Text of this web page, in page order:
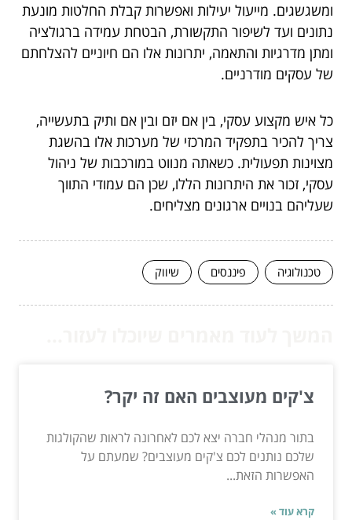
ומשגשגים. מייעול יעילות ואפשרות קבלת החלטות מונעת
נתונים ועד לשיפור התקשורת, הבטחת עמידה ברגולציה
ומתן מדרגיות והתאמה, יתרונות אלו הם חיוניים להצלחתם
של עסקים מודרניים.
כל איש מקצוע עסקי, בין אם יזם ובין אם ותיק בתעשייה,
צריך להכיר בתפקיד המרכזי של מערכות אלו בהשגת
מצוינות תפעולית. כשאתה מנווט במורכבות של ניהול
עסקי, זכור את היתרונות הללו, שכן הם עמודי התווך
שעליהם בנויים ארגונים מצליחים.
טכנולוגיה פיננסים שיווק
צ'קים מעוצבים האם זה יקר?
בתור מנהלי חברה יצא לכם לאחרונה לראות שהקולגות
שלכם נותנים לכם צ'קים מעוצבים? שמעתם על
האפשרות הזאת...
קרא עוד »